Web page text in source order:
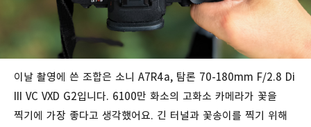
이날 촬영에 쓴 조합은 소니 A7R4a, 탐론 70-180mm F/2.8 Di
III VC VXD G2입니다. 6100만 화소의 고화소 카메라가 꽃을
찍기에 가장 좋다고 생각했어요. 긴 터널과 꽃송이를 찍기 위해